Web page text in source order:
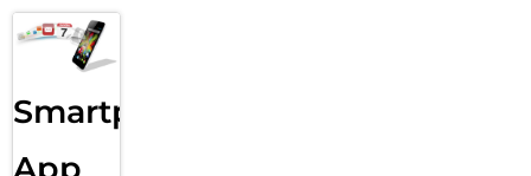
Smartphone
App